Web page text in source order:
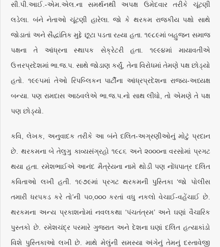
સી.પી.આઈ.-એમ.એલ.ના સમર્થનથી અપક્ષ ઉમેદવાર તરીકે ચૂંટણી
લડેલા. બંને નેતાઓ ચૂંટણી હારેલા. જો કે થરકમ રાજકીય પક્ષો સાથે
જોડાતાં અને સૈદ્ધાંતિક મુદ્દે છૂટા પડતા રહ્યા હતા. ૧૯૮૯માં બહુજન સમાજ
પક્ષના તે આંધ્રના સ્થાપક સેક્રેટરી હતા. ૧૯૯૪માં માયાવતીએ
ઉત્તરપ્રદેશમાં ભા.જ.પ. સાથે જોડાણ કર્યું, તેના વિરોધમાં તેમણે પક્ષ છોડ્યો
હતો. ૧૯૯૫માં તેઓ રિપબ્લિકન પાર્ટીના આંધ્રપ્રદેશના રાજ્ય-અધ્યક્ષ
બન્યા. પણ રામદાસ આઠવલેએ ભા.જ.પ.નો સાથ લીધો, તો એમણે તે પક્ષ
પણ છોડ્યો.
કવિ, લેખક, અનુવાદક તરીકે આ બંને દલિત-અગ્રણીઓનું મોટું પ્રદાન
છે. થરકમના બે તેલુગુ કાવ્યસંગ્રહો ૧૯૮૬ અને ૨૦૦૦ના વરસોમાં પ્રગટ
થયા હતા. રમેશભાઈએ આનંદ મૈત્રેયના નામે થોડી પણ નોંધપાત્ર દલિત
કવિતાઓ લખી હતી. ૧૯૭૯માં પ્રગટ થરકમની પુસ્તિકા ‘જો પોલીસ
તમારી ધરપકડ કરે તો’ની ૫૦,૦૦૦ કરતાં વધુ નકલો વેચાઈ-વહેંચાઈ છે.
થરકમના અન્ય પ્રકાશનોમાં નવલકથા ‘પંચતંત્રમ’ અને ઘણાં વૈચારિક
પુસ્તકો છે. રમેશચંદ્ર પરમારે ગુજરાત અને દેશના ઘણાં દલિત હત્યાકાંડો
વિશે પુસ્તિકાઓ લખી છે. માથે મેલુંની સમસ્યા અંગેનું તેમનું દસ્તાવેજી